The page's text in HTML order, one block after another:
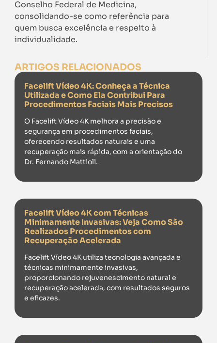
Conselho Federal de Medicina,
consolidando-se como referência para
quem busca excelência e respeito à
individualidade.
ARTIGOS RELACIONADOS
Facelift Vídeo 4K: Conheça a Técnica
Utilizada e Como Ela Contribui Para
Procedimentos Faciais Mais Precisos
O Facelift Vídeo 4K melhora a precisão e
segurança em procedimentos faciais,
oferecendo resultados naturais e uma
recuperação mais rápida, com a orientação do
Dr. Fernando Mattioli.
Facelift Vídeo 4K com Técnicas
Minimamente Invasivas: Veja Como São
Realizados Procedimentos com
Recuperação Acelerada
Facelift Vídeo 4K utiliza tecnologia avançada e
técnicas minimamente invasivas,
proporcionando rejuvenescimento natural e
recuperação acelerada, com resultados seguros
e eficazes.